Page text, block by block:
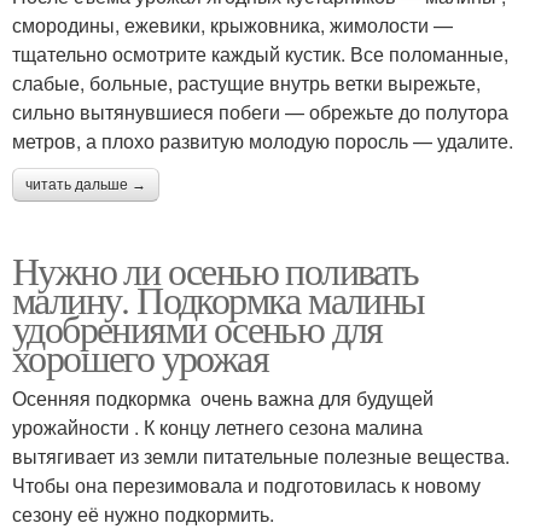
смородины, ежевики, крыжовника, жимолости —
тщательно осмотрите каждый кустик. Все поломанные,
слабые, больные, растущие внутрь ветки вырежьте,
сильно вытянувшиеся побеги — обрежьте до полутора
метров, а плохо развитую молодую поросль — удалите.
читать дальше →
Нужно ли осенью поливать
малину. Подкормка малины
удобрениями осенью для
хорошего урожая
Осенняя подкормка очень важна для будущей
урожайности . К концу летнего сезона малина
вытягивает из земли питательные полезные вещества.
Чтобы она перезимовала и подготовилась к новому
сезону её нужно подкормить.